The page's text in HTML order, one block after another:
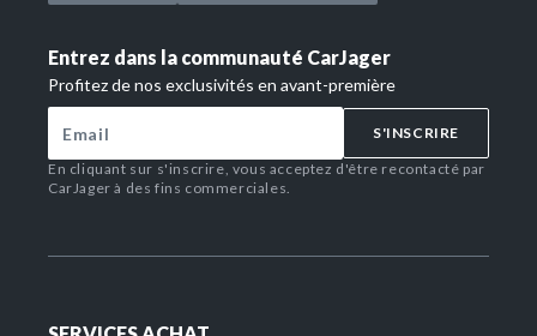
Entrez dans la communauté CarJager
Profitez de nos exclusivités en avant-première
S'INSCRIRE
En cliquant sur s'inscrire, vous acceptez d'être recontacté par
CarJager à des fins commerciales.